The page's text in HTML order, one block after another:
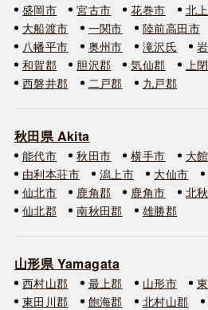
盛岡市 宮古市 花巻市 北
大船渡市
一関市 陸前高田市
八幡平市
奥州市 滝沢氏
和賀郡
胆沢郡 気仙郡 上
西磐井郡
二戸郡 九戸郡
秋田県 Akita
能代市 秋田市 横手市 大
由利本荘市
潟上市 大仙市
仙北市
鹿角郡 鹿角市 北
仙北郡
南秋田郡 雄勝郡
山形県 Yamagata
西村山郡 最上郡 山形市
東田川郡
飽海郡 北村山郡